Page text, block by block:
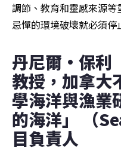
調節、教育和靈感來源
忌憚的環境破壞就必須停
丹尼爾·保利
教授，加拿大
學海洋與漁業
的海洋」 （
目負責人